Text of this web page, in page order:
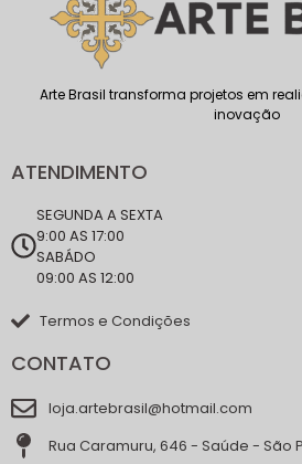
Arte Brasil transforma projetos em
inovação
ATENDIMENTO
SEGUNDA A SEXTA
9:00 AS 17:00
SABÁDO
09:00 AS 12:00
Termos e Condições
CONTATO
loja.artebrasil@hotmail.com
Rua Caramuru, 646 - Saúde - São